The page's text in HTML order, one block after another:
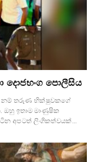
දොජභංග පොලීසිය
නම් තරුණ භික්ෂුවකගේ
ඔහු ඉතාම මාණුෂික
අපටත් ලිංගිකත්වයක්...